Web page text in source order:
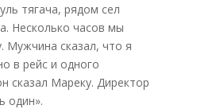
тягача, рядом сел
Несколько часов мы
Мужчина сказал, что я
в рейс и одного
сказал Мареку. Директор
один».